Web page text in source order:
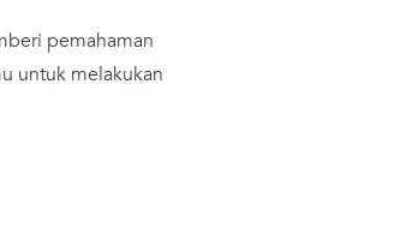
pemahaman
untuk melakukan